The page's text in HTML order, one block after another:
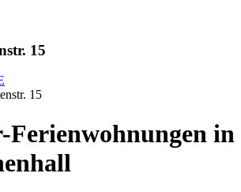
15
15
Ferienwohnungen in